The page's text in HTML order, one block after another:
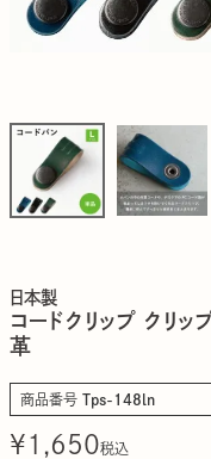
日本製
コードクリップ クリ
革
商品番号 Tps-148ln
¥1,650税込